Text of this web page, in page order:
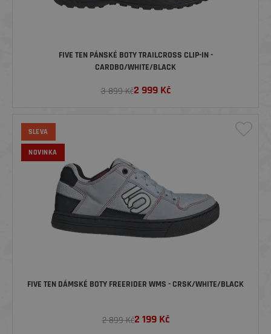
FIVE TEN PÁNSKÉ BOTY TRAILCROSS CLIP-IN -
CARDBO/WHITE/BLACK
3 899 Kč2 999Kč
SLEVA
NOVINKA
FIVE TEN DÁMSKÉ BOTY FREERIDER WMS - CRSK/WHITE/BLACK
2 899 Kč2 199Kč